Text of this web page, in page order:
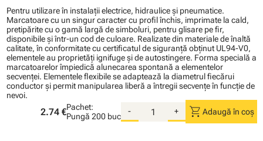
Pentru utilizare în instalaţii electrice, hidraulice şi pneumatice.
Marcatoare cu un singur caracter cu profil închis, imprimate la cald,
pretipărite cu o gamă largă de simboluri, pentru glisare pe fir,
disponibile şi într-un cod de culoare. Realizate din materiale de înaltă
calitate, în conformitate cu certificatul de siguranţă obţinut UL94-V0,
elementele au proprietăţi ignifuge şi de autostingere. Forma specială a
marcatoarelor împiedică alunecarea spontană a elementelor
secvenţei. Elementele flexibile se adaptează la diametrul fiecărui
conductor şi permit manipularea liberă a întregii secvenţe în funcţie de
nevoi.
2.74 €Pachet:
Pungă 200 buc
- + shopping_cart Adaugă în coș